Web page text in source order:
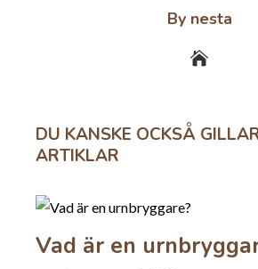
By nesta
DU KANSKE OCKSÅ
ARTIKLAR
Vad är en